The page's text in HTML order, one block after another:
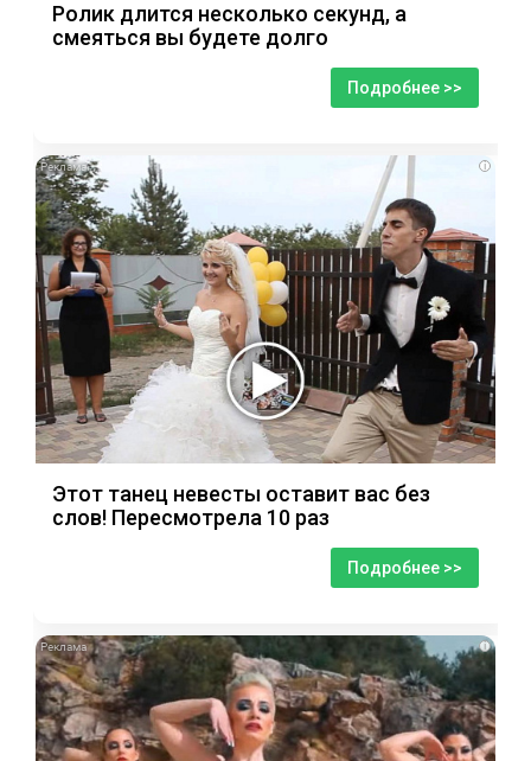
Ролик длится несколько секунд, а
смеяться вы будете долго
Подробнее >>
i
Этот танец невесты оставит вас без
слов! Пересмотрела 10 раз
Подробнее >>
i